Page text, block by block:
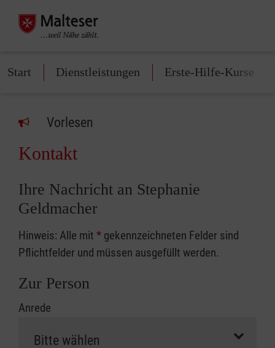
Start Dienstleistungen Erste-Hilfe-Kurse
Vorlesen
Kontakt
Ihre Nachricht an Stephanie
Geldmacher
Hinweis: Alle mit * gekennzeichneten Felder sind
Pflichtfelder und müssen ausgefüllt werden.
Zur Person
Anrede